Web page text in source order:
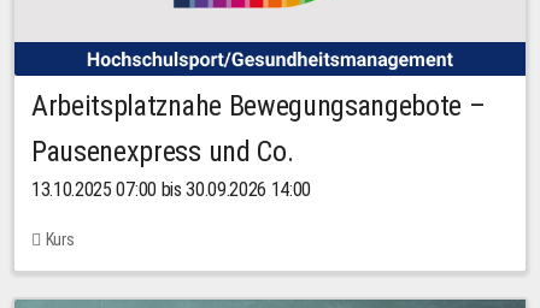
Arbeitsplatznahe Bewegungsangebote –
Pausenexpress und Co.
13.10.2025 07:00 bis 30.09.2026 14:00
Kurs